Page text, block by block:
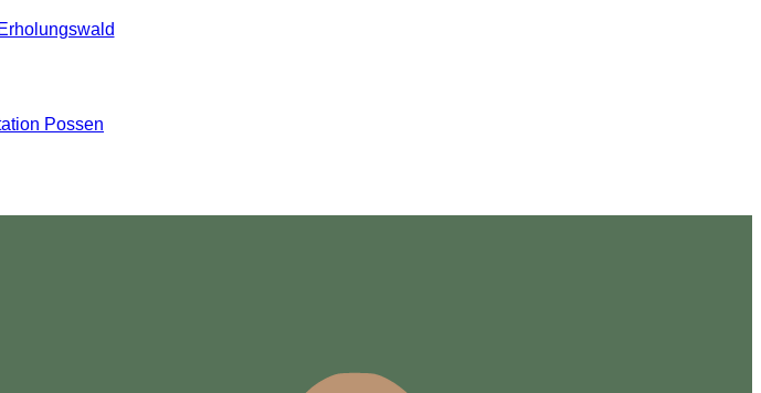
Possen